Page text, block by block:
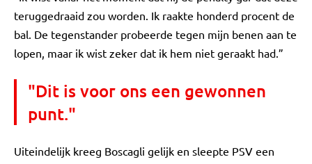
teruggedraaid zou worden. Ik raakte honderd procent de
bal. De tegenstander probeerde tegen mijn benen aan te
lopen, maar ik wist zeker dat ik hem niet geraakt had.”
"Dit is voor ons een gewonnen
punt."
Uiteindelijk kreeg Boscagli gelijk en sleepte PSV een